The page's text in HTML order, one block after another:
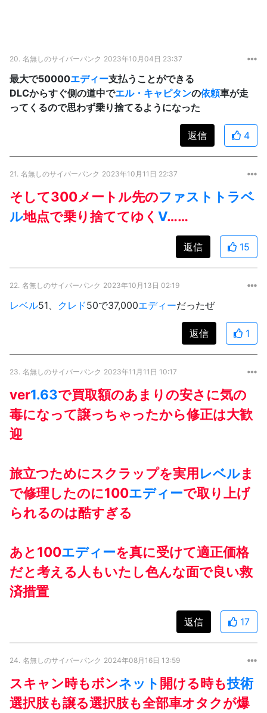
20. 名無しのサイバーパンク 2023年10月04日 23:37
最大で50000エディー支払うことができる
DLCからすぐ側の道中でエル・キャピタンの依頼車が走
ってくるので思わず乗り捨てるようになった
返信 4
21. 名無しのサイバーパンク 2023年10月11日 22:37
そして300メートル先のファストトラベ
ル地点で乗り捨ててゆく V……
返信 15
22. 名無しのサイバーパンク 2023年10月13日 02:19
レベル51、 クレド50で37,000エディーだったぜ
返信 1
23. 名無しのサイバーパンク 2023年11月11日 10:17
ver1.63で買取額のあまりの安さに気の
毒になって譲っちゃったから修正は大歓
迎
旅立つためにスクラップを実用 レベルま
で修理したのに100エディーで取り上げ
られるのは酷すぎる
あと100エディーを真に受けて適正価格
だと考える人もいたし色んな面で良い救
済措置
返信 17
24. 名無しのサイバーパンク 2024年08月16日 13:59
スキャン時もボンネット 開ける時も技術
選択肢も譲る選択肢も全部車オタクが爆